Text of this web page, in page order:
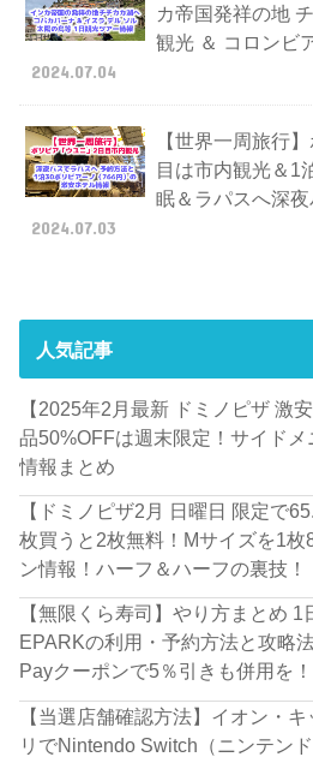
カ帝国発祥の地
観光 ＆ コロンビ
2024.07.04
【世界一周旅行
目は市内観光＆1
眠＆ラパスへ深
2024.07.03
人気記事
【2025年2月最新 ドミノピザ 激
品50%OFFは週末限定！サイド
情報まとめ
【ドミノピザ2月 日曜日 限定で
枚買うと2枚無料！Mサイズを1
ン情報！ハーフ＆ハーフの裏技！
【無限くら寿司】やり方まとめ 1
EPARKの利用・予約方法と攻略
Payクーポンで5％引きも併用を！
【当選店舗確認方法】イオン・
リでNintendo Switch（ニンテン